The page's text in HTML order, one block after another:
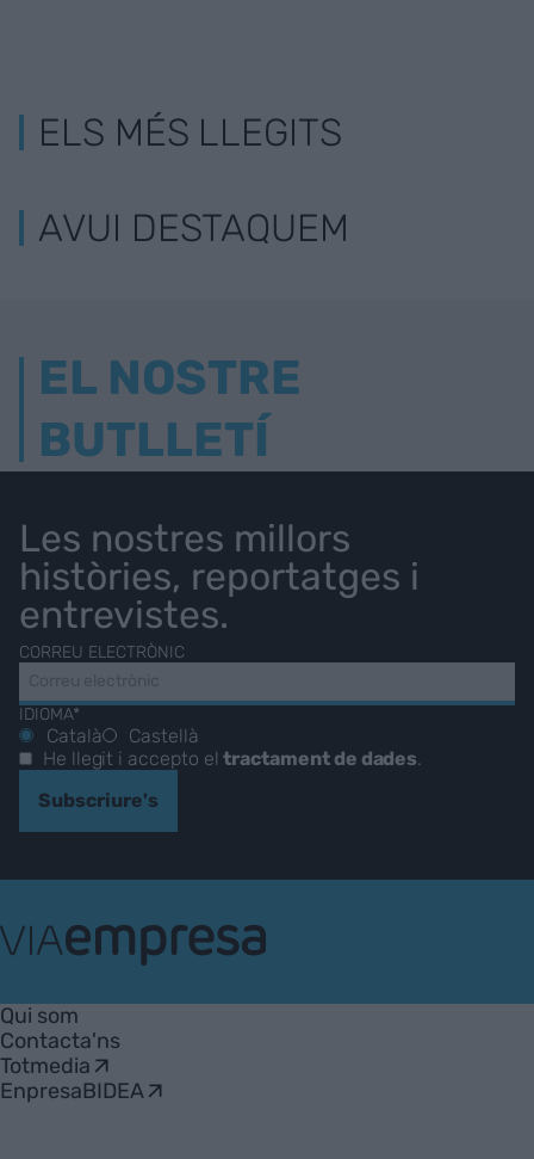
ELS MÉS LLEGITS
AVUI DESTAQUEM
EL NOSTRE
BUTLLETÍ
Les nostres millors
històries, reportatges i
entrevistes.
CORREU ELECTRÒNIC
IDIOMA*
Català
Castellà
He llegit i accepto eltractament de dades
Subscriure's
Empresa
Qui som
Contacta'ns
Totmedia
EnpresaBIDEA